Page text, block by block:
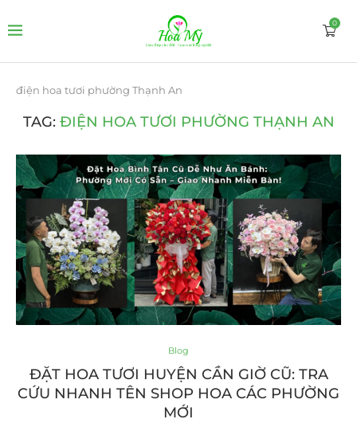
0
điện hoa tươi phường Thạnh An
TAG: ĐIỆN HOA TƯƠI PHƯỜNG THẠNH AN
Blog
ĐẶT HOA TƯƠI HUYỆN CẦN GIỜ CŨ: TRA
CỨU NHANH TÊN SHOP HOA CÁC PHƯỜNG
MỚI